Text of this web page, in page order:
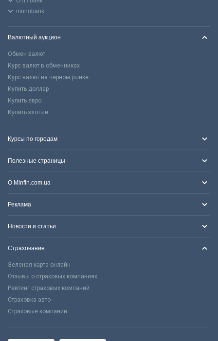
monobank
Валютный аукцион
Обмен валют
Курс валют в обменниках
Курс валют на черном рынке
Купить доллар
Купить евро
Купить злотый
Курсы по городам
Полезные страницы
О Minfin.com.ua
Реклама
Новости и статьи
Страхование
Зеленая карта онлайн
Отзывы о страховых компаниях
Рейтинг страховых компаний
Страховка авто
Страховые компании